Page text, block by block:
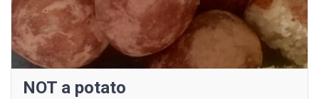
NOT a potato